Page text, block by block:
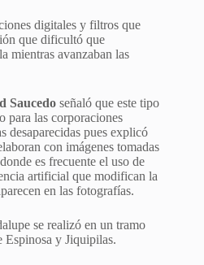
digitales y filtros que
que dificultó que
mientras avanzaban las
Saucedo señaló que este tipo
para las corporaciones
desaparecidas pues explicó
con imágenes tomadas
es frecuente el uso de
artificial que modifican la
en las fotografías.
se realizó en un tramo
Espinosa y Jiquipilas.